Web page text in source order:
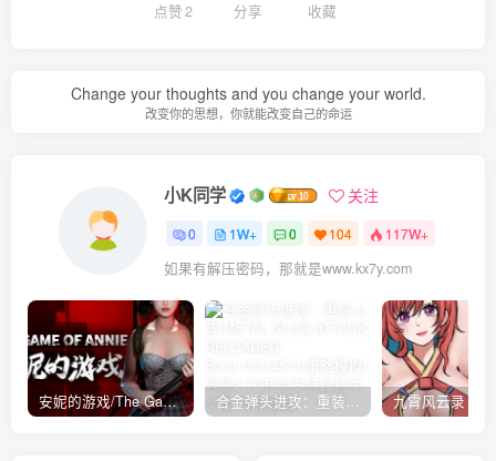
点赞2 分享 收藏
Change your thoughts and you change your world.
改变你的思想，你就能改变自己的命运
小K同学 关注
0 1W+ 0 104 117W+
如果有解压密码，那就是www.kx7y.com
安妮的游戏/The Game of Annie v0.99981|射击动作|容量14.6GB|免安装绿色中文版 合金弹头进攻：重装上阵/METAL SLUG ATTACK RELOADED Build.16214511|策略模拟|容量2.7GB|免安装绿色中文版